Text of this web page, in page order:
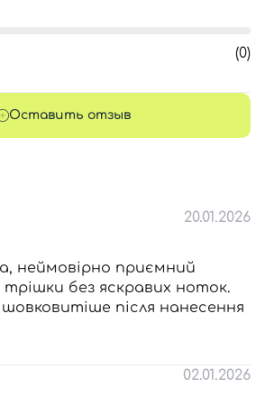
(0)
Оставить отзыв
20.01.2026
неймовірно приємний
без яскравих ноток.
після нанесення
02.01.2026